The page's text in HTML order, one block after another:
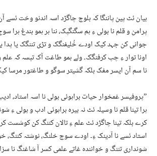
بیان ئٹ پین پاننگا کہ بلوچ چاگڑد اسہ اندنو وخت ئسے
پرامن و قلم نا بولی ءِ ہم سگنگپک، ننا ہر ہمو بندغ ہرا
جوانی کن جہد کیک اودے خُلیفنگک و تڑی تننگک یا
اونا توار ءِ چپ کرفنگک۔ ولے ہمو طاغت آک تپسہ کہ
نا سم آن ایسر مفک بلکہ گشیتر سوگو و طاغتور مرسا
”پروفیسر غمخوار حیات براہوئی بولی نا اسہ استاد،
ہرا تینا قلم نا وسیلہ ئٹ نہ بیرہ براہوئی ادب و بولی ءِ
کرے بلکہ تینا چاگڑد ئٹ علم ءِ تالان کننگ کن کوشست
استاد ئسے نا آدینک ءِ۔ اودے سوچ خلنگ، نوشتہ کننگ،
شونداری تننگ و خوانندہ غاتے علمی کسر آ شاغنگ نا